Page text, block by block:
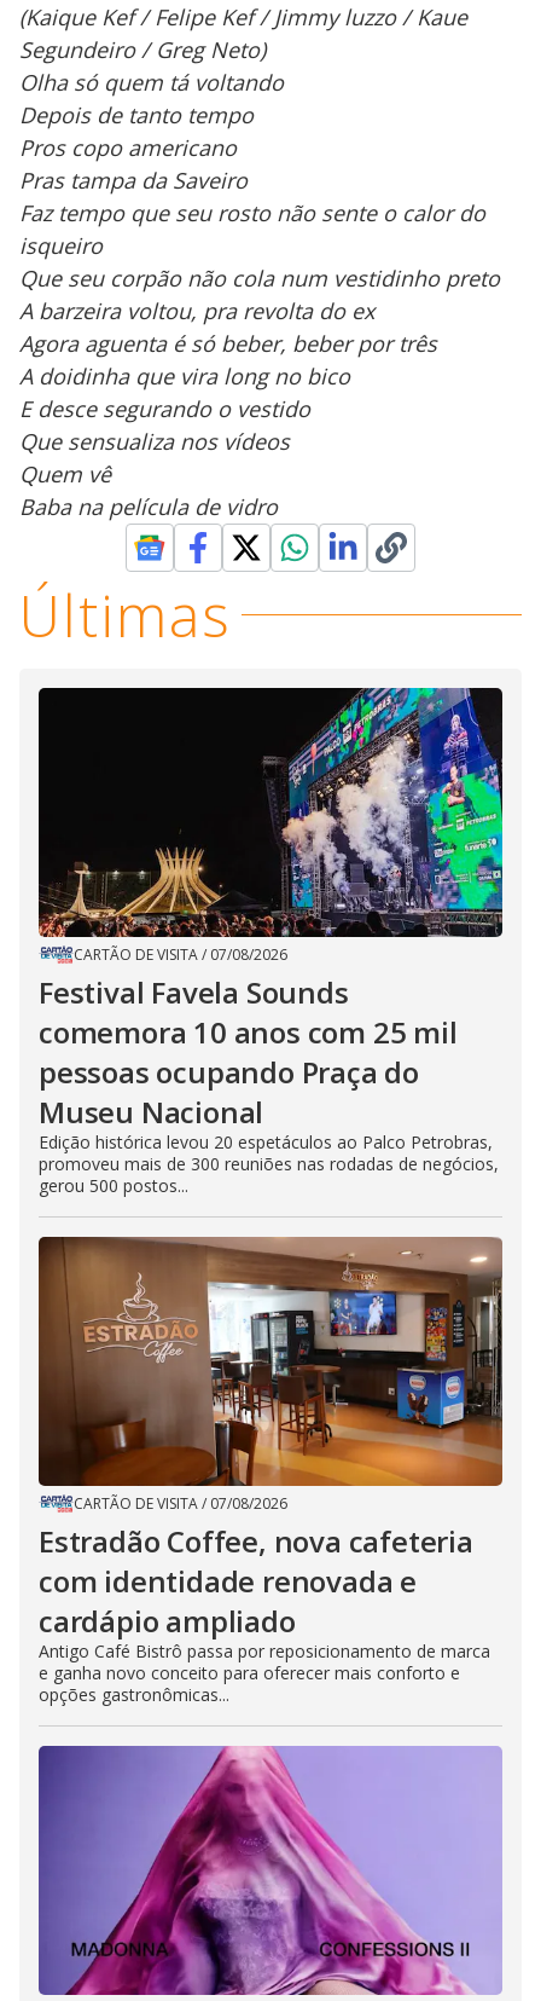
(Kaique Kef / Felipe Kef / Jimmy luzzo / Kaue
Segundeiro / Greg Neto)
Olha só quem tá voltando
Depois de tanto tempo
Pros copo americano
Pras tampa da Saveiro
Faz tempo que seu rosto não sente o calor do
isqueiro
Que seu corpão não cola num vestidinho preto
A barzeira voltou, pra revolta do ex
Agora aguenta é só beber, beber por três
A doidinha que vira long no bico
E desce segurando o vestido
Que sensualiza nos vídeos
Quem vê
Baba na película de vidro
Últimas
CARTÃO DE VISITA/ 07/08/2026
Festival Favela Sounds
comemora 10 anos com 25 mil
pessoas ocupando Praça do
Museu Nacional
Edição histórica levou 20 espetáculos ao Palco Petrobras,
promoveu mais de 300 reuniões nas rodadas de negócios,
gerou 500 postos...
CARTÃO DE VISITA/ 07/08/2026
Estradão Coffee, nova cafeteria
com identidade renovada e
cardápio ampliado
Antigo Café Bistrô passa por reposicionamento de marca
e ganha novo conceito para oferecer mais conforto e
opções gastronômicas...